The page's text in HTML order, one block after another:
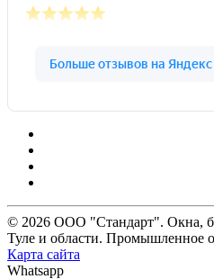
© 2026 ООО "Стандарт". Окна,
Туле и области. Промышленное
Карта сайта
Whatsapp